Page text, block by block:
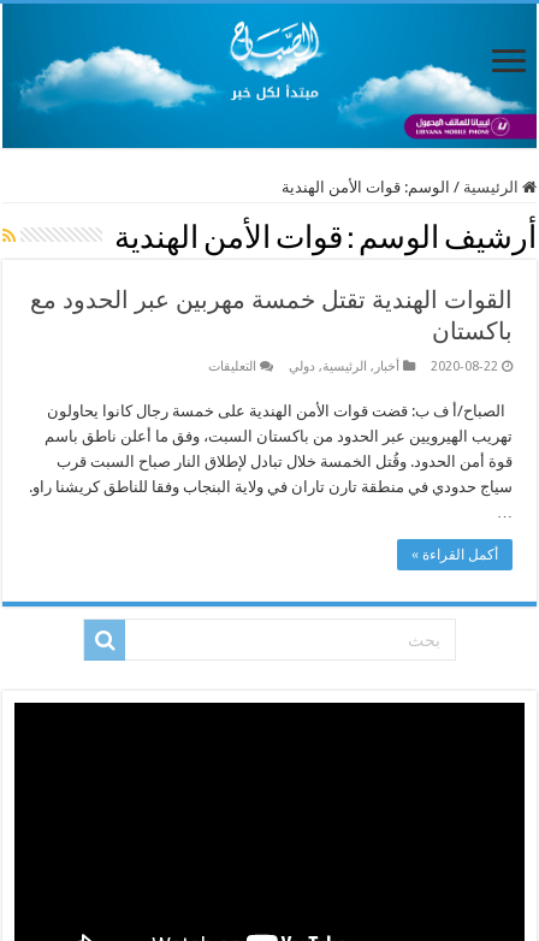
الرئيسية / الوسم:قوات الأمن الهندية
أرشيف الوسم : قوات الأمن الهندية
القوات الهندية تقتل خمسة مهربين عبر الحدود مع
باكستان
2020-08-22 أخبار , الرئيسية, دولي التعليقات
تقتل
مهربين
عبر
الحدود
مع
الصباح/أ ف ب: قضت قوات الأمن الهندية على خمسة رجال كانوا يحاولون
تهريب الهيرويين عبر الحدود من باكستان السبت، وفق ما أعلن ناطق باسم
قوة أمن الحدود. وقُتل الخمسة خلال تبادل لإطلاق النار صباح السبت قرب
سياج حدودي في منطقة تارن تاران في ولاية البنجاب وفقا للناطق كريشنا راو.
…
أكمل القراءة »